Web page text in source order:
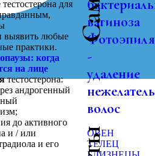
для
выявить любые
практики.
когда
на лице
тестостерона:
андрогенный
до активного
и / или
и его
вагиноза
-
удаление
волос
ОВЕН
ТЕЛЕЦ